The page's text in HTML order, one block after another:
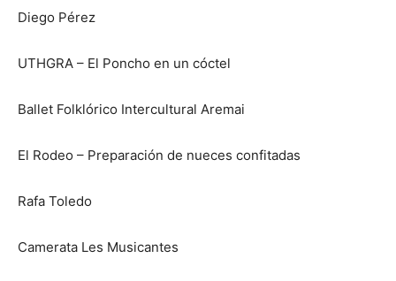
Diego Pérez
UTHGRA – El Poncho en un cóctel
Ballet Folklórico Intercultural Aremai
El Rodeo – Preparación de nueces confitadas
Rafa Toledo
Camerata Les Musicantes